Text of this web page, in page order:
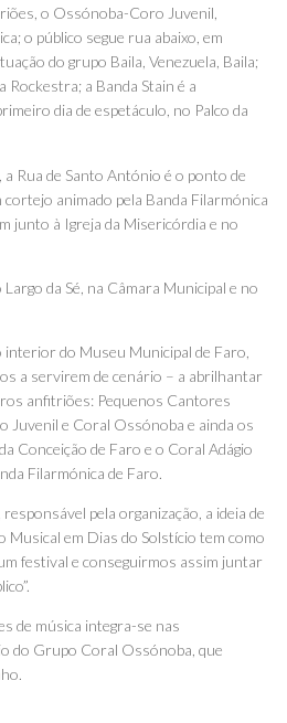
o Ossónoba-Coro Juvenil,
o público segue rua abaixo, em
do grupo Baila, Venezuela, Baila;
Rockestra; a Banda Stain é a
dia de espetáculo, no Palco da
Rua de Santo António é o ponto de
animado pela Banda Filarmónica
junto à Igreja da Misericórdia e no
da Sé, na Câmara Municipal e no
do Museu Municipal de Faro,
a servirem de cenário – a abrilhantar
anfitriões: Pequenos Cantores
Juvenil e Coral Ossónoba e ainda os
Conceição de Faro e o Coral Adágio
Filarmónica de Faro.
pela organização, a ideia de
em Dias do Solstício tem como
festival e conseguirmos assim juntar
de música integra-se nas
do Grupo Coral Ossónoba, que